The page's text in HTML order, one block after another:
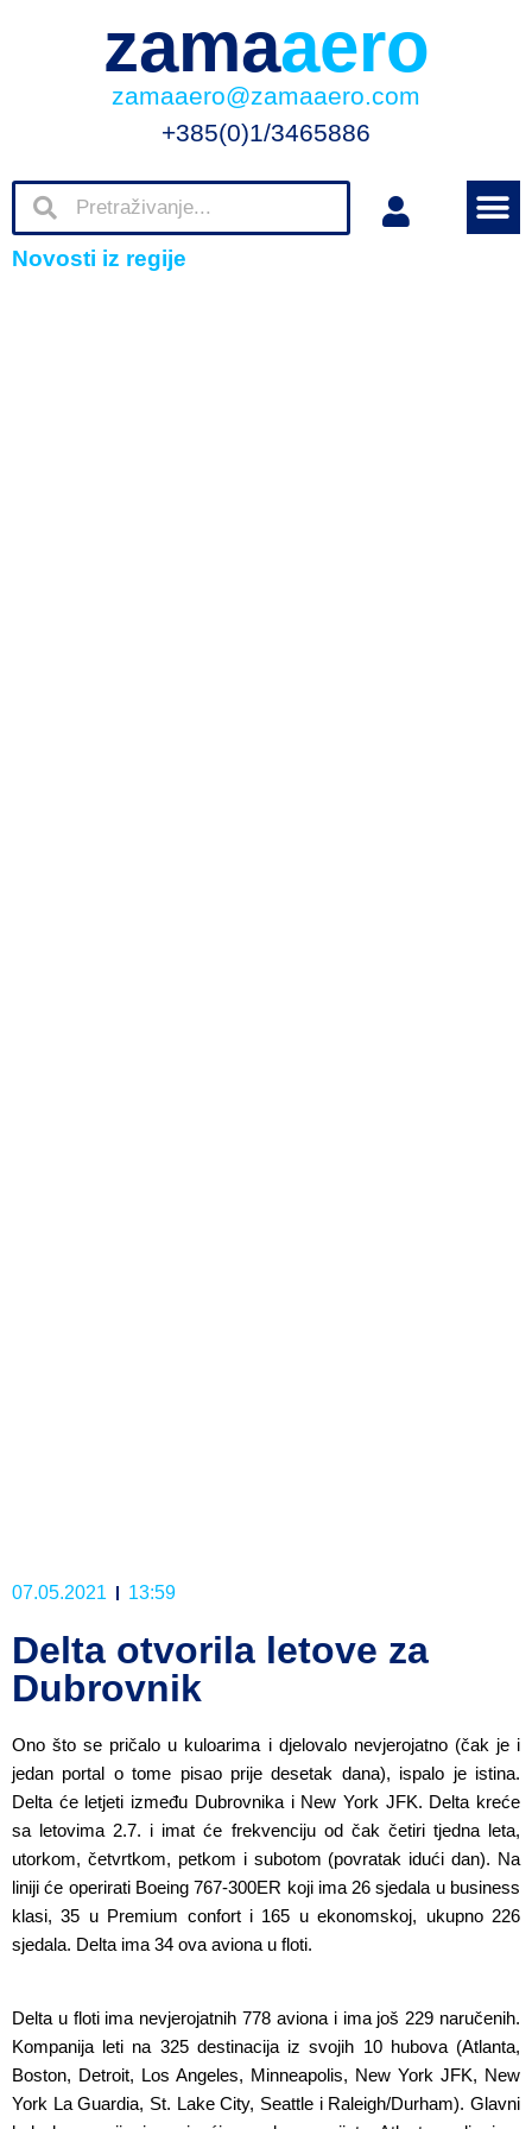
zamaaero
zamaaero@zamaaero.com
+385(0)1/3465886
Novosti iz regije
07.05.2021 13:59
Delta otvorila letove za
Dubrovnik
Ono što se pričalo u kuloarima i djelovalo nevjerojatno (čak je i
jedan portal o tome pisao prije desetak dana), ispalo je istina.
Delta će letjeti između Dubrovnika i New York JFK. Delta kreće
sa letovima 2.7. i imat će frekvenciju od čak četiri tjedna leta,
utorkom, četvrtkom, petkom i subotom (povratak idući dan). Na
liniji će operirati Boeing 767-300ER koji ima 26 sjedala u business
klasi, 35 u Premium confort i 165 u ekonomskoj, ukupno 226
sjedala. Delta ima 34 ova aviona u floti.
Delta u floti ima nevjerojatnih 778 aviona i ima još 229 naručenih.
Kompanija leti na 325 destinacija iz svojih 10 hubova (Atlanta,
Boston, Detroit, Los Angeles, Minneapolis, New York JFK, New
York La Guardia, St. Lake City, Seattle i Raleigh/Durham). Glavni